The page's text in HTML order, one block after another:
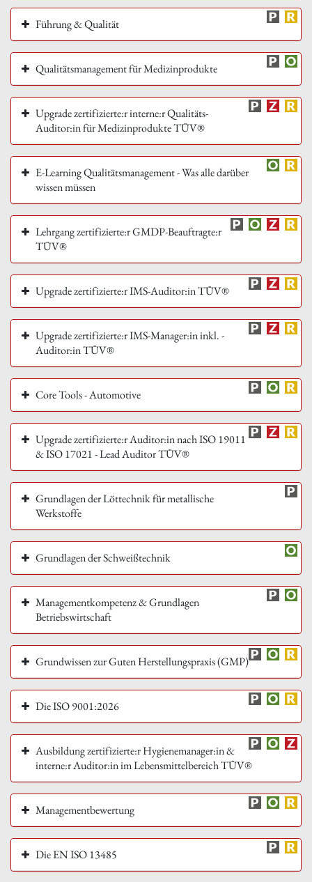
Führung & Qualität
Qualitätsmanagement für Medizinprodukte
Upgrade zertifizierte:r interne:r Qualitäts-
Auditor:in für Medizinprodukte TÜV®
E-Learning Qualitätsmanagement - Was alle darüber
wissen müssen
Lehrgang zertifizierte:r GMDP-Beauftragte:r
TÜV®
Upgrade zertifizierte:r IMS-Auditor:in TÜV®
Upgrade zertifizierte:r IMS-Manager:in inkl. -
Auditor:in TÜV®
Core Tools - Automotive
Upgrade zertifizierte:r Auditor:in nach ISO 19011
& ISO 17021 - Lead Auditor TÜV®
Grundlagen der Löttechnik für metallische
Werkstoffe
Grundlagen der Schweißtechnik
Managementkompetenz & Grundlagen
Betriebswirtschaft
Grundwissen zur Guten Herstellungspraxis (GMP)
Die ISO 9001:2026
Ausbildung zertifizierte:r Hygienemanager:in &
interne:r Auditor:in im Lebensmittelbereich TÜV®
Managementbewertung
Die EN ISO 13485